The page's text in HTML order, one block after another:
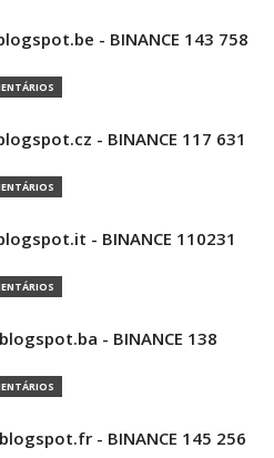
- BINANCE 143 758
- BINANCE 117 631
- BINANCE 110231
- BINANCE 138
- BINANCE 145 256